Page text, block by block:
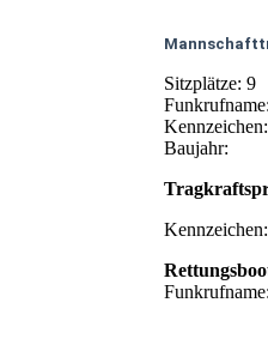
Sitzplätze: 9
Baujahr: